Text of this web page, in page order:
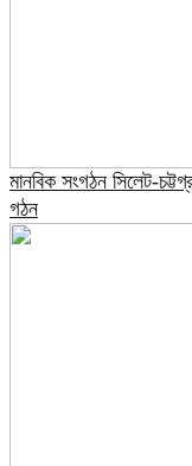
মানবিক সংগঠন সিলেট-
গঠন